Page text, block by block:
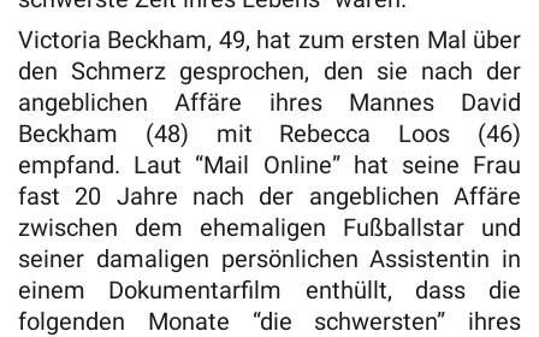
Victoria Beckham, 49, hat zum ersten Mal über
den Schmerz gesprochen, den sie nach der
angeblichen Affäre ihres Mannes David
Beckham (48) mit Rebecca Loos (46)
empfand. Laut “Mail Online” hat seine Frau
fast 20 Jahre nach der angeblichen Affäre
zwischen dem ehemaligen Fußballstar und
seiner damaligen persönlichen Assistentin in
einem Dokumentarfilm enthüllt, dass die
folgenden Monate “die schwersten” ihres